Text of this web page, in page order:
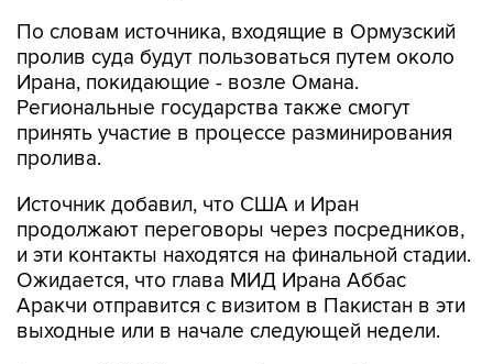
По словам источника, входящие в Ормузский
пролив суда будут пользоваться путем около
Ирана, покидающие - возле Омана.
Региональные государства также смогут
принять участие в процессе разминирования
пролива.
Источник добавил, что США и Иран
продолжают переговоры через посредников,
и эти контакты находятся на финальной стадии.
Ожидается, что глава МИД Ирана Аббас
Аракчи отправится с визитом в Пакистан в эти
выходные или в начале следующей недели.